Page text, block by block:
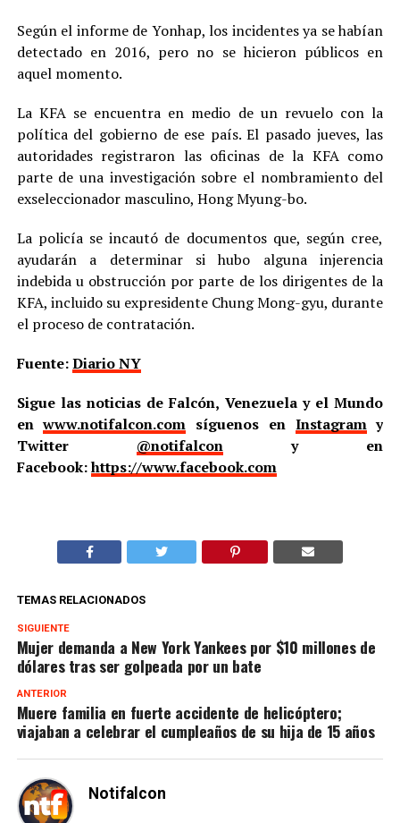
Según el informe de Yonhap, los incidentes ya se habían
detectado en 2016, pero no se hicieron públicos en
aquel momento.
La KFA se encuentra en medio de un revuelo con la
política del gobierno de ese país. El pasado jueves, las
autoridades registraron las oficinas de la KFA como
parte de una investigación sobre el nombramiento del
exseleccionador masculino, Hong Myung-bo.
La policía se incautó de documentos que, según cree,
ayudarán a determinar si hubo alguna injerencia
indebida u obstrucción por parte de los dirigentes de la
KFA, incluido su expresidente Chung Mong-gyu, durante
el proceso de contratación.
Fuente:Diario NY
Sigue las noticias de Falcón, Venezuela y el Mundo
enwww.notifalcon.com síguenos en Instagramy
Twitter @notifalcony en
Facebook:https://www.facebook.com
TEMAS RELACIONADOS
SIGUIENTE
Mujer demanda a New York Yankees por $10 millones de
dólares tras ser golpeada por un bate
ANTERIOR
Muere familia en fuerte accidente de helicóptero;
viajaban a celebrar el cumpleaños de su hija de 15 años
Notifalcon